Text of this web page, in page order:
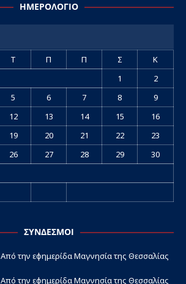
ΗΜΕΡΟΛΌΓΙΟ
Τ Π Π Σ Κ
1
2
5 6 7 8
9
12 13 14 15
16
19 20 21 22
23
26 27 28 29
30
ΣΎΝΔΕΣΜΟΙ
Από την εφημερίδα Μαγνησία της Θεσσαλίας
Από την εφημερίδα Μαγνησία της Θεσσαλίας